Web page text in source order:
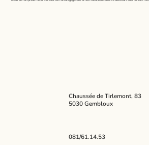
Chaussée de Tirlemont, 83
5030 Gembloux
081/61.14.53